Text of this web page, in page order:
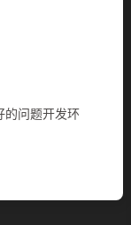
的问题开发环